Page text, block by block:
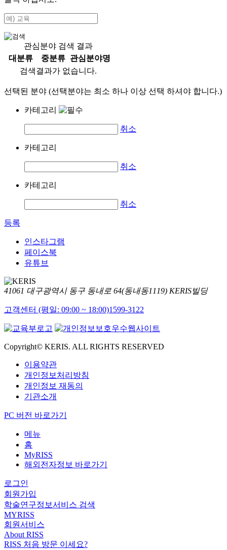
관심분야 검색 결과
대분류
중분류
관심분야명
검색결과가 없습니다.
선택된 분야 (선택분야는 최소 하나 이상 선택 하셔야 합니다.)
카테고리
취소
카테고리
취소
카테고리
취소
등록
인스타그램
페이스북
유튜브
41061 대구광역시 동구 동내로 64(동내동1119) KERIS빌딩
고객센터 (평일: 09:00 ~ 18:00)1599-3122
Copyright© KERIS. ALL RIGHTS RESERVED
이용약관
개인정보처리방침
개인정보 재동의
기관소개
PC 버전 바로가기
메뉴
홈
MyRISS
해외전자정보 바로가기
로그인
회원가입
학술연구정보서비스 검색
MYRISS
회원서비스
About RISS
RISS 처음 방문 이세요?